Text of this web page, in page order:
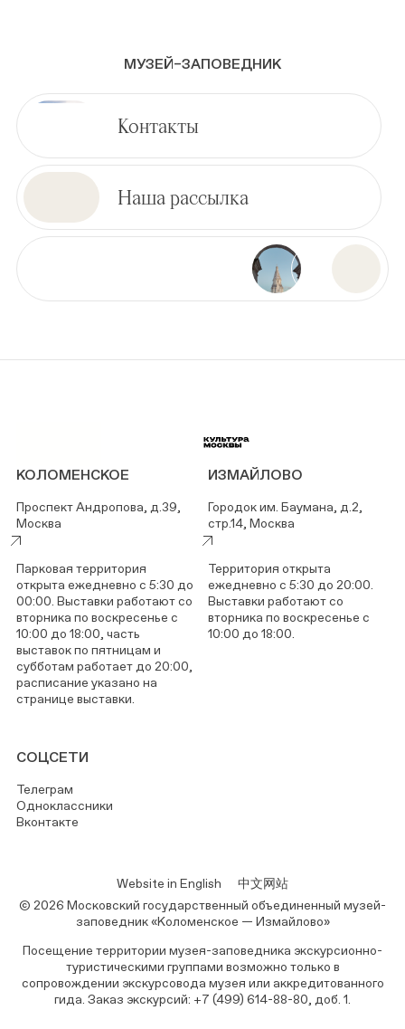
МУЗЕЙ–ЗАПОВЕДНИК
Контакты
Наша рассылка
КОЛОМЕНСКОЕ
Проспект Андропова, д.39,
Москва
Парковая территория
открыта ежедневно с 5:30 до
00:00. Выставки работают со
вторника по воскресенье с
10:00 до 18:00, часть
выставок по пятницам и
субботам работает до 20:00,
расписание указано на
странице выставки.
ИЗМАЙЛОВО
Городок им. Баумана, д.2,
стр.14, Москва
Территория открыта
ежедневно с 5:30 до 20:00.
Выставки работают со
вторника по воскресенье с
10:00 до 18:00.
СОЦСЕТИ
Телеграм
Одноклассники
Вконтакте
Website in English
中文网站
© 2026 Московский государственный объединенный музей-
заповедник «Коломенское — Измайлово»
Посещение территории музея-заповедника экскурсионно-
туристическими группами возможно только в
сопровождении экскурсовода музея или аккредитованного
гида. Заказ экскурсий: +7 (499) 614-88-80, доб. 1.